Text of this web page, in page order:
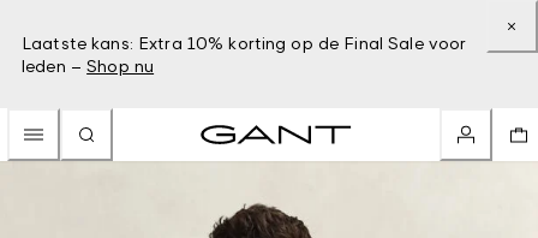
Laatste kans: Extra 10% korting op de Final Sale voor
leden – Shop nu